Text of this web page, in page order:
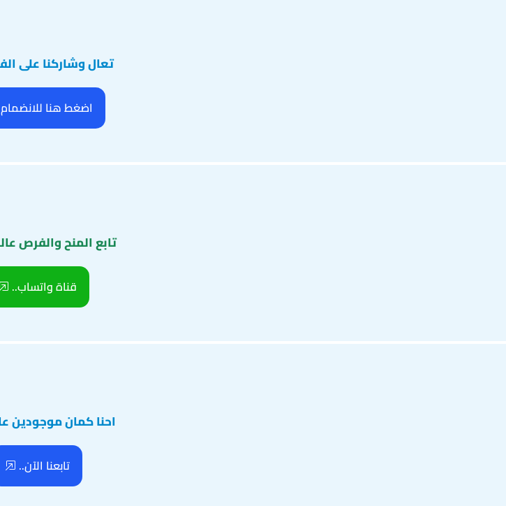
تعال وشاركنا على
اضغط هنا
تابع المنح والفرص
قناة واتساب..
احنا كمان موجودين
تابعنا الآن..